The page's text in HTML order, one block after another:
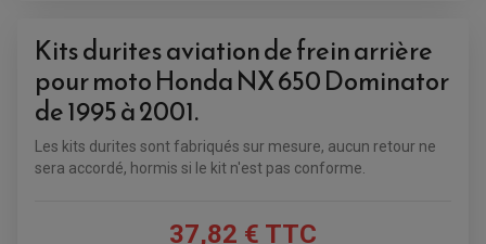
ACCESSOIRES QUAD
ACCESSOIRES ANODISES POUR QUAD
GUIDON QUAD
KIT DÉCO QUAD / SSV
PONTETS / REHAUSSES DE GUIDON
Kits durites aviation de frein arrière
pour moto Honda NX 650 Dominator
de 1995 à 2001.
Les kits durites sont fabriqués sur mesure, aucun retour ne
sera accordé, hormis si le kit n'est pas conforme.
37,82 € TTC